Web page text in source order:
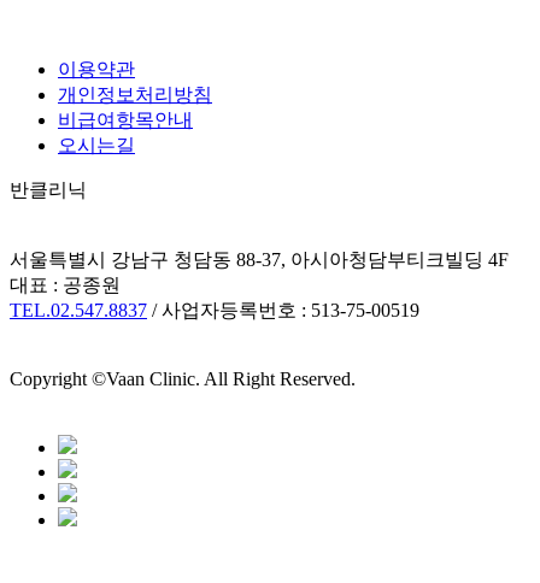
이용약관
개인정보처리방침
비급여항목안내
오시는길
반클리닉
서울특별시 강남구 청담동 88-37, 아시아청담부티크빌딩 4F
대표 : 공종원
TEL.02.547.8837 / 사업자등록번호 : 513-75-00519
Copyright ©Vaan Clinic. All Right Reserved.